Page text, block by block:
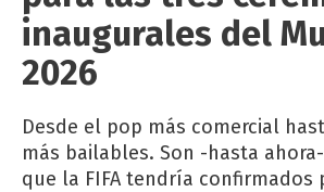
inaugurales del
2026
Desde el pop más comercial
más bailables. Son -hasta
que la FIFA tendría confirmados